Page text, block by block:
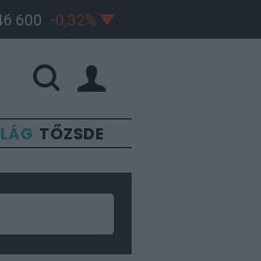
-0,32% MOL
TŐZSDE